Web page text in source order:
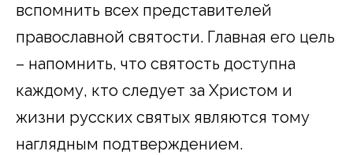
вспомнить всех представителей
православной святости. Главная его цель
– напомнить, что святость доступна
каждому, кто следует за Христом и
жизни русских святых являются тому
наглядным подтверждением.